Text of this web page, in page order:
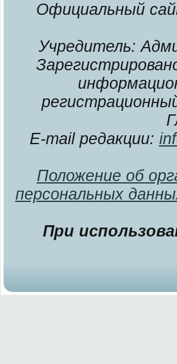
Официальный
Учредитель:
E-mail редакции:
Положение об
персональных
При